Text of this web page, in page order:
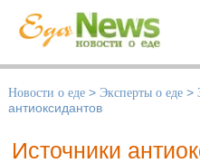
Новости о еде > Эксперты о еде >
антиоксидантов
Источники